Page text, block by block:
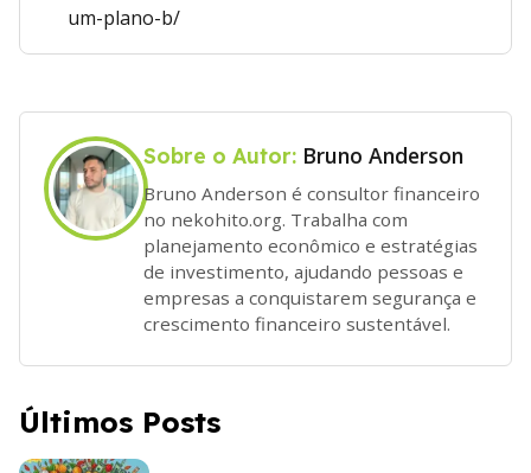
um-plano-b/
Sobre o Autor: Bruno Anderson
Bruno Anderson é consultor financeiro
no nekohito.org. Trabalha com
planejamento econômico e estratégias
de investimento, ajudando pessoas e
empresas a conquistarem segurança e
crescimento financeiro sustentável.
Últimos Posts